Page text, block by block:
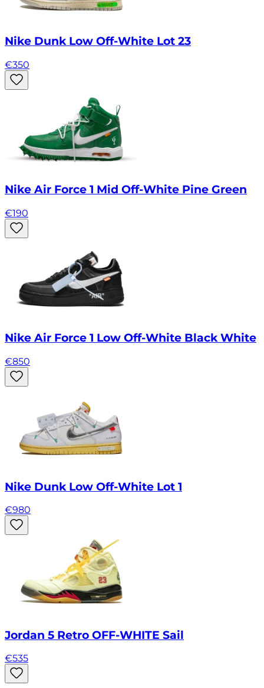
Nike Dunk Low Off-White Lot 23
€350
Nike Air Force 1 Mid Off-White Pine Green
€190
Nike Air Force 1 Low Off-White Black White
€850
Nike Dunk Low Off-White Lot 1
€980
Jordan 5 Retro OFF-WHITE Sail
€535